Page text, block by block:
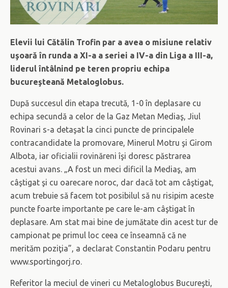
Elevii lui Cătălin Trofin par a avea o misiune relativ
uşoară în runda a XI-a a seriei a IV-a din Liga a III-a,
liderul întâlnind pe teren propriu echipa
bucureşteană Metaloglobus.
După succesul din etapa trecută, 1-0 în deplasare cu
echipa secundă a celor de la Gaz Metan Mediaş, Jiul
Rovinari s-a detaşat la cinci puncte de principalele
contracandidate la promovare, Minerul Motru şi Girom
Albota, iar oficialii rovinăreni îşi doresc păstrarea
acestui avans. „A fost un meci dificil la Mediaş, am
câştigat şi cu oarecare noroc, dar dacă tot am câştigat,
acum trebuie să facem tot posibilul să nu risipim aceste
puncte foarte importante pe care le-am câştigat în
deplasare. Am stat mai bine de jumătate din acest tur de
campionat pe primul loc ceea ce înseamnă că ne
merităm poziţia”, a declarat Constantin Podaru pentru
www.sportingorj.ro.
Referitor la meciul de vineri cu Metaloglobus Bucureşti,